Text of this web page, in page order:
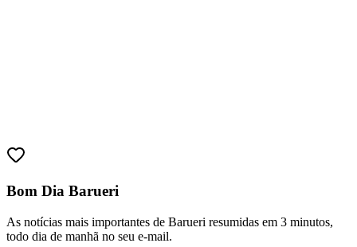
Bom Dia Barueri
As notícias mais importantes de Barueri resumidas em 3 minutos,
todo dia de manhã no seu e-mail.